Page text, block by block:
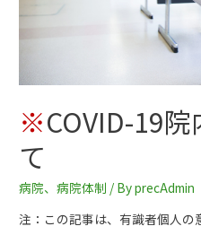
※COVID-19
て
病院、病院体制 / ByprecAdmin
注：この記事は、有識者個人の